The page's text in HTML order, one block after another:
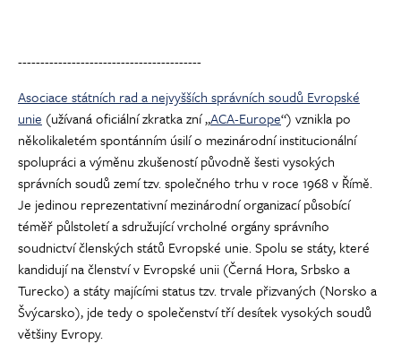
-----------------------------------------
Asociace státních rad a nejvyšších správních soudů Evropské
unie (užívaná oficiální zkratka zní „ACA-Europe“) vznikla po
několikaletém spontánním úsilí o mezinárodní institucionální
spolupráci a výměnu zkušeností původně šesti vysokých
správních soudů zemí tzv. společného trhu v roce 1968 v Římě.
Je jedinou reprezentativní mezinárodní organizací působící
téměř půlstoletí a sdružující vrcholné orgány správního
soudnictví členských států Evropské unie. Spolu se státy, které
kandidují na členství v Evropské unii (Černá Hora, Srbsko a
Turecko) a státy majícími status tzv. trvale přizvaných (Norsko a
Švýcarsko), jde tedy o společenství tří desítek vysokých soudů
většiny Evropy.